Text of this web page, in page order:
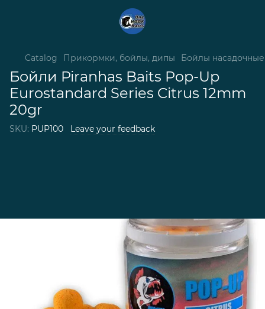
Catalog Прикормки, бойлы, дипы Бойлы насадочные
Бойли Piranhas Baits Pop-Up
Eurostandard Series Citrus 12mm
20gr
SKU: PUP100 Leave your feedback